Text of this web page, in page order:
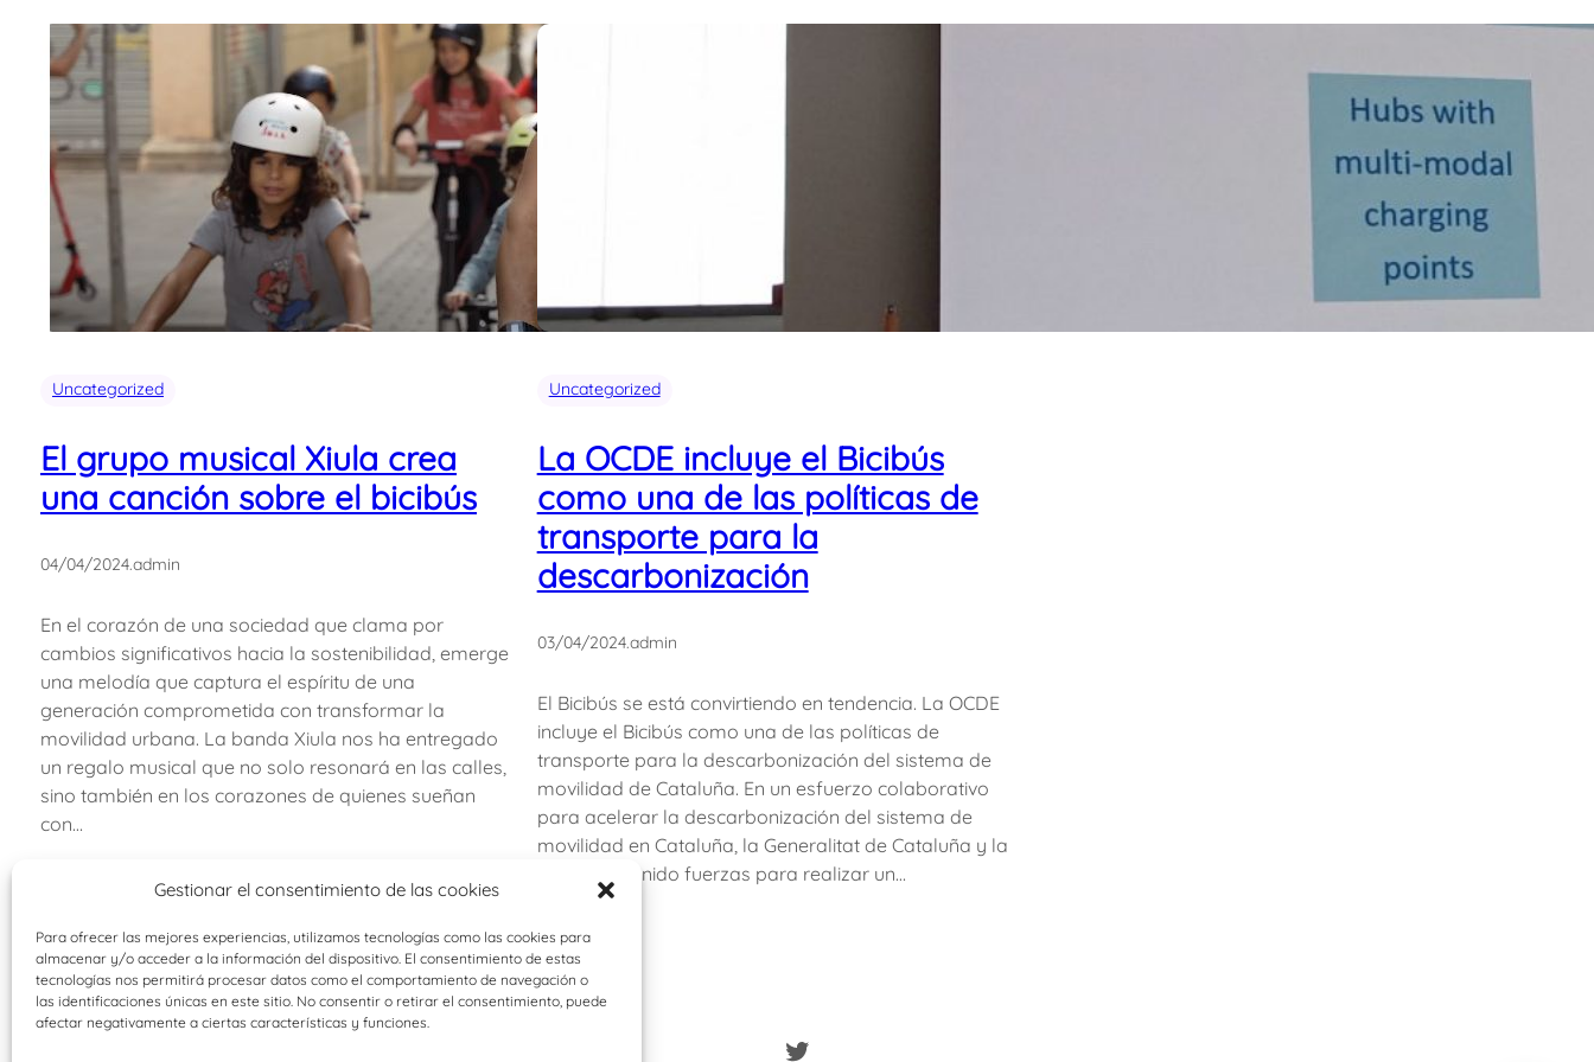
Gestionar el consentimiento de las cookies
Para ofrecer las mejores experiencias, utilizamos tecnologías como las cookies para
almacenar y/o acceder a la información del dispositivo. El consentimiento de estas
tecnologías nos permitirá procesar datos como el comportamiento de navegación o
las identificaciones únicas en este sitio. No consentir o retirar el consentimiento, puede
afectar negativamente a ciertas características y funciones.
Uncategorized
El grupo musical Xiula crea
una canción sobre el bicibús
04/04/2024.admin
En el corazón de una sociedad que clama por
cambios significativos hacia la sostenibilidad, emerge
una melodía que captura el espíritu de una
generación comprometida con transformar la
movilidad urbana. La banda Xiula nos ha entregado
un regalo musical que no solo resonará en las calles,
sino también en los corazones de quienes sueñan
con…
Uncategorized
La OCDE incluye el Bicibús
como una de las políticas de
transporte para la
descarbonización
03/04/2024.admin
El Bicibús se está convirtiendo en tendencia. La OCDE
incluye el Bicibús como una de las políticas de
transporte para la descarbonización del sistema de
movilidad de Cataluña. En un esfuerzo colaborativo
para acelerar la descarbonización del sistema de
movilidad en Cataluña, la Generalitat de Cataluña y la
OCDE han unido fuerzas para realizar un…
Twitter